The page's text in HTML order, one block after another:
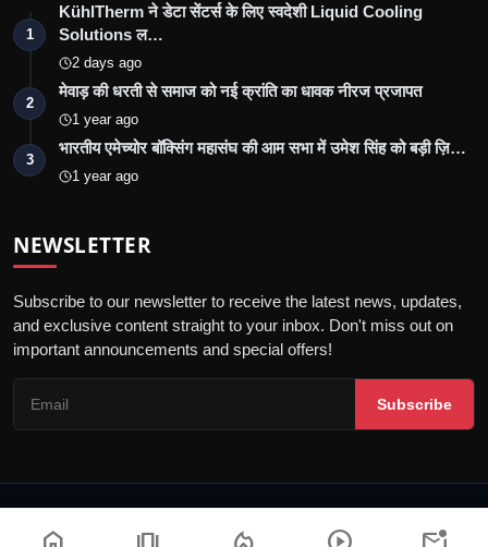
1
KühlTherm ने डेटा सेंटर्स के लिए स्वदेशी Liquid Cooling
Solutions ल…
2 days ago
2
मेवाड़ की धरती से समाज को नई क्रांति का धावक नीरज प्रजापत
1 year ago
3
भारतीय एमेच्योर बॉक्सिंग महासंघ की आम सभा में उमेश सिंह को बड़ी ज़ि…
1 year ago
NEWSLETTER
Subscribe to our newsletter to receive the latest news, updates,
and exclusive content straight to your inbox. Don't miss out on
important announcements and special offers!
Subscribe
गोपनीयता नीति
संपादकीय नीतिनियम और शर्तें पीआर न्यूज़वायर